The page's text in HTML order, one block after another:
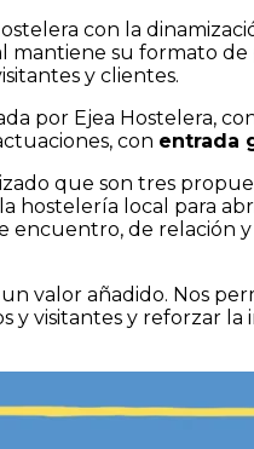
con la
mantiene su formato
y clientes.
por Ejea Hostelera,
con entrada
que son tres
hostelería local para
de relación
valor añadido. Nos
y visitantes y reforzar